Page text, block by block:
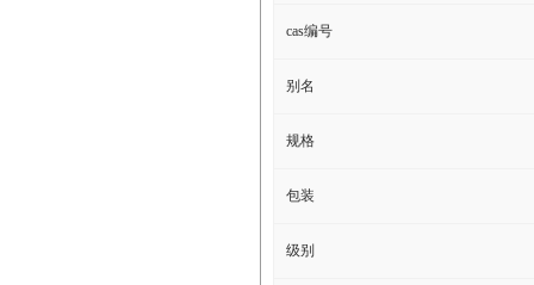
cas编号
别名
规格
包装
级别